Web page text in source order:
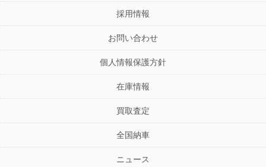
採用情報
お問い合わせ
個人情報保護方針
在庫情報
買取査定
全国納車
ニュース